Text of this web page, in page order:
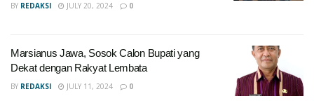
BY REDAKSI JULY 20, 2024 0
Marsianus Jawa, Sosok Calon Bupati yang
Dekat dengan Rakyat Lembata
BY REDAKSI JULY 11, 2024 0